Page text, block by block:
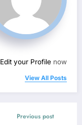
Edit your Profile now.
View All Posts
Previous post